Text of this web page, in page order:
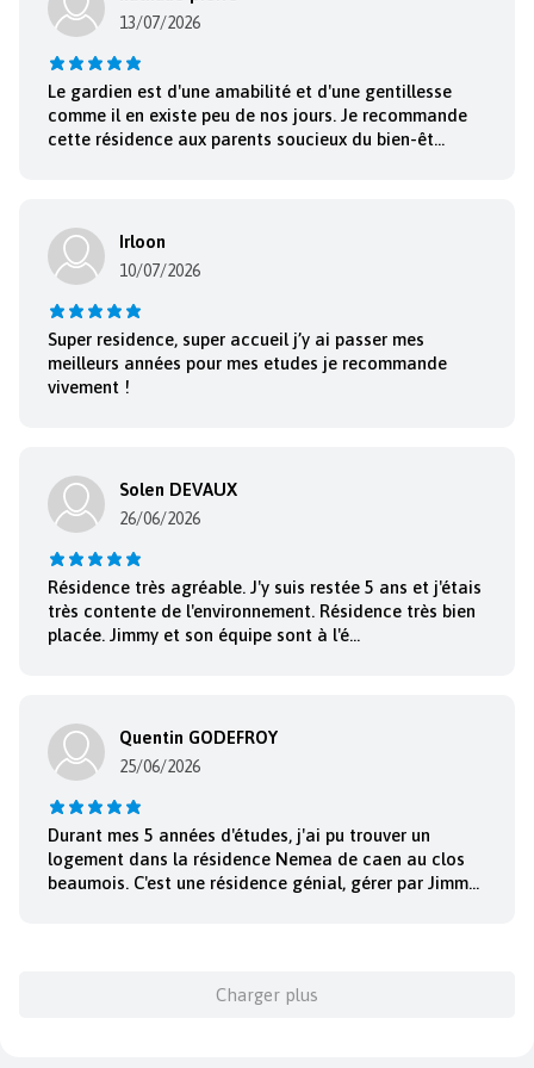
dès aujourd’hui nos résidences étudiantes situées en France
et trouvez le logement idéal pour vos années d’étude. Que ce
soit à l’occasion d’une année universitaire, ou pour un séjour
plus court, dans le cadre d’un stage, optez pour la résidence
qui vous ressemble. Avec Nemea Appart’Etud, votre parcours
universitaire commence dans les meilleures conditions.
convient et regardez les disponibilités. Vous verrez qu’il
existe dans certaines villes plusieurs résidences Appart’Etud,
choisissez celle qui vous paraît être la mieux située!
13/07/2026
Le gardien est d'une amabilité et d'une gentillesse
comme il en existe peu de nos jours. Je recommande
cette résidence aux parents soucieux du bien-êt...
Irloon
10/07/2026
Super residence, super accueil j’y ai passer mes
meilleurs années pour mes etudes je recommande
vivement !
Solen DEVAUX
26/06/2026
Résidence très agréable. J'y suis restée 5 ans et j'étais
très contente de l'environnement. Résidence très bien
placée. Jimmy et son équipe sont à l'é...
Quentin GODEFROY
25/06/2026
Durant mes 5 années d'études, j'ai pu trouver un
logement dans la résidence Nemea de caen au clos
beaumois. C'est une résidence génial, gérer par Jimm...
Charger plus